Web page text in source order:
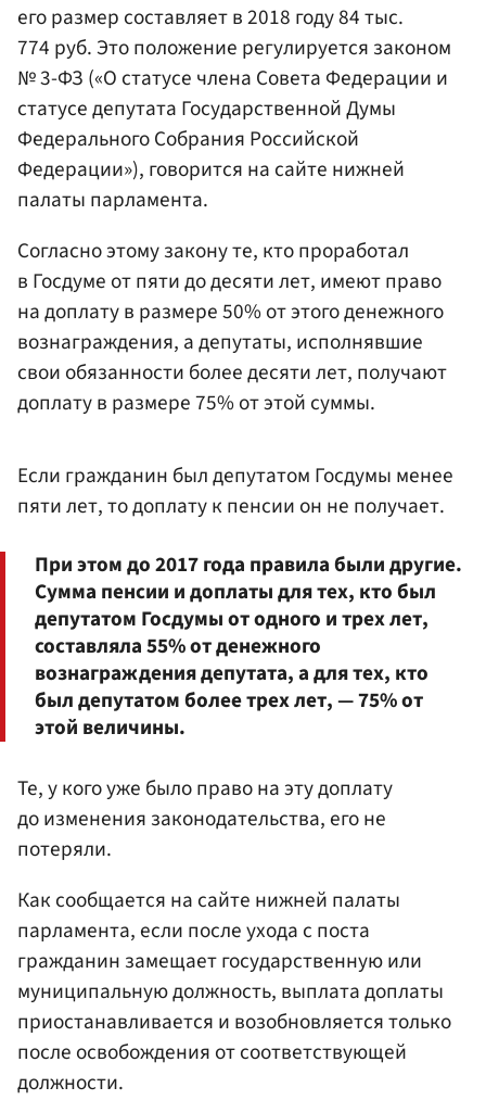
его размер составляет в 2018 году 84 тыс.
774 руб. Это положение регулируется законом
№ 3-ФЗ («О статусе члена Совета Федерации и
статусе депутата Государственной Думы
Федерального Собрания Российской
Федерации»), говорится на сайте нижней
палаты парламента.
Согласно этому закону те, кто проработал
в Госдуме от пяти до десяти лет, имеют право
на доплату в размере 50% от этого денежного
вознаграждения, а депутаты, исполнявшие
свои обязанности более десяти лет, получают
доплату в размере 75% от этой суммы.
Если гражданин был депутатом Госдумы менее
пяти лет, то доплату к пенсии он не получает.
При этом до 2017 года правила были другие.
Сумма пенсии и доплаты для тех, кто был
депутатом Госдумы от одного и трех лет,
составляла 55% от денежного
вознаграждения депутата, а для тех, кто
был депутатом более трех лет, — 75% от
этой величины.
Те, у кого уже было право на эту доплату
до изменения законодательства, его не
потеряли.
Как сообщается на сайте нижней палаты
парламента, если после ухода с поста
гражданин замещает государственную или
муниципальную должность, выплата доплаты
приостанавливается и возобновляется только
после освобождения от соответствующей
должности.